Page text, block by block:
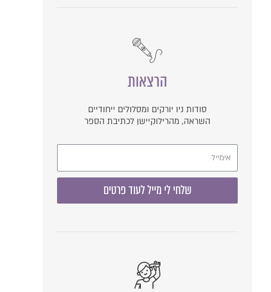
הרצאות
סודות ניו יורקים ומסלולים ייחודיים
השראה, מהרילוקיישן לכתיבת הספר
שלחי לי מייל לעוד פרטים